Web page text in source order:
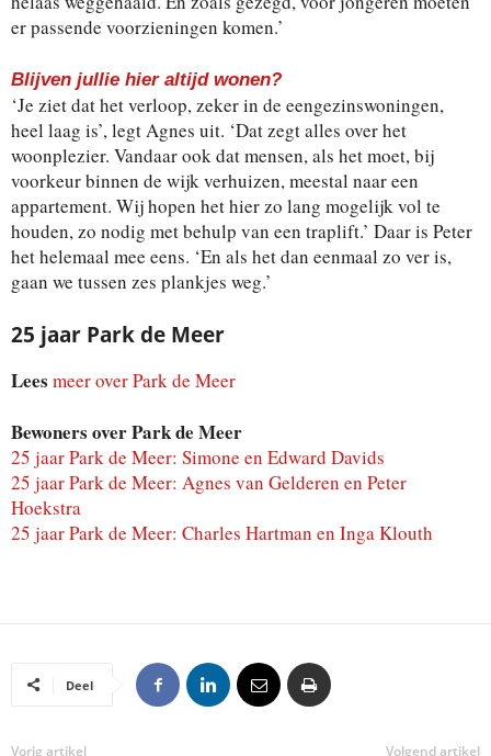
er passende voorzieningen komen.’
Blijven jullie hier altijd wonen?
‘Je ziet dat het verloop, zeker in de eengezinswoningen,
heel laag is’, legt Agnes uit. ‘Dat zegt alles over het
woonplezier. Vandaar ook dat mensen, als het moet, bij
voorkeur binnen de wijk verhuizen, meestal naar een
appartement. Wij hopen het hier zo lang mogelijk vol te
houden, zo nodig met behulp van een traplift.’ Daar is Peter
het helemaal mee eens. ‘En als het dan eenmaal zo ver is,
gaan we tussen zes plankjes weg.’
25 jaar Park de Meer
Lees meer over Park de Meer
Bewoners over Park de Meer
25 jaar Park de Meer: Simone en Edward Davids
25 jaar Park de Meer: Agnes van Gelderen en Peter
Hoekstra
25 jaar Park de Meer: Charles Hartman en Inga Klouth
Deel
Vorig artikel Volgend artikel